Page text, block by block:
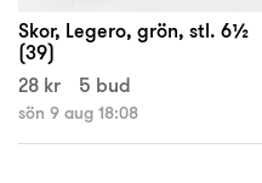
Skor, Legero, grön, stl. 6½
(39)
28 kr
5 bud
sön 9 aug 18:08